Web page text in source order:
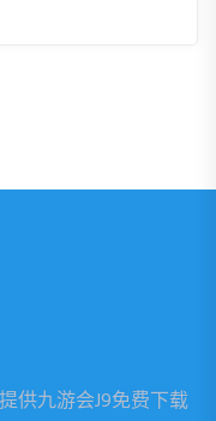
供九游会J9免费下载